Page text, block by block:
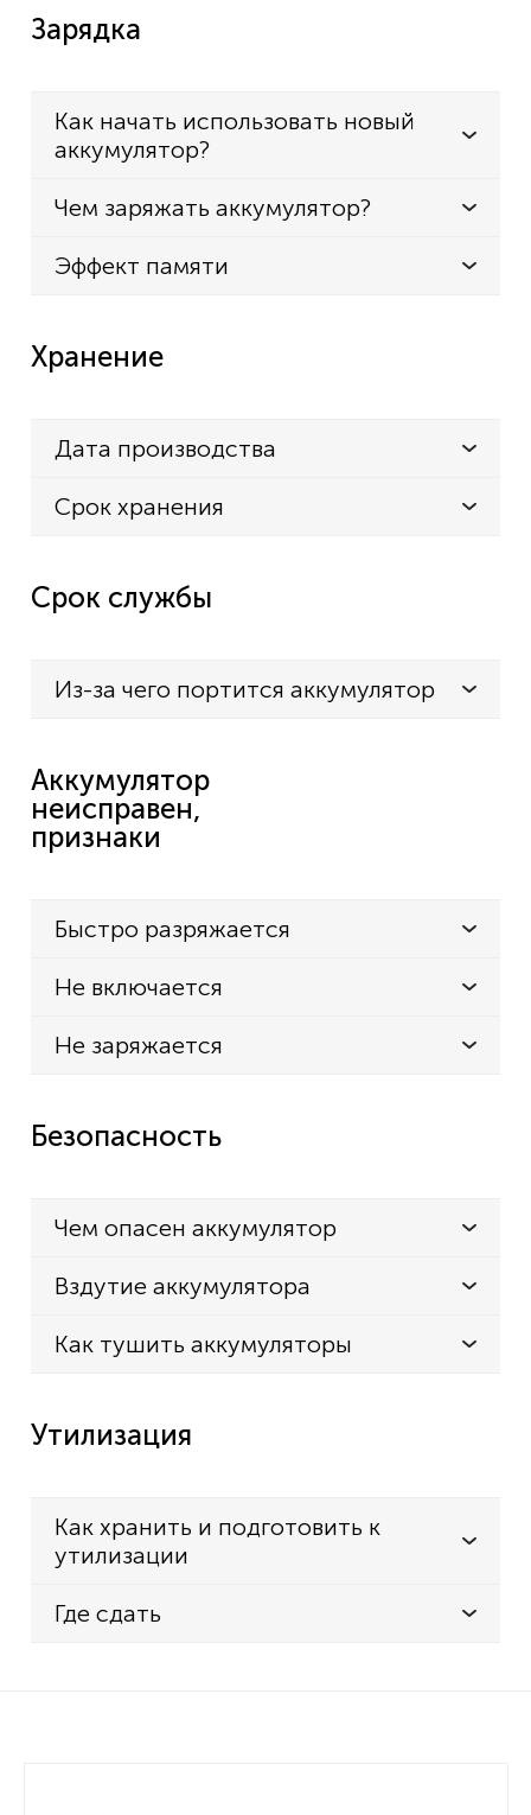
Зарядка
Как начать использовать новый
аккумулятор?
Чем заряжать аккумулятор?
Эффект памяти
Хранение
Дата производства
Срок хранения
Срок службы
Из-за чего портится аккумулятор
Аккумулятор
неисправен,
признаки
Быстро разряжается
Не включается
Не заряжается
Безопасность
Чем опасен аккумулятор
Вздутие аккумулятора
Как тушить аккумуляторы
Утилизация
Как хранить и подготовить к
утилизации
Где сдать